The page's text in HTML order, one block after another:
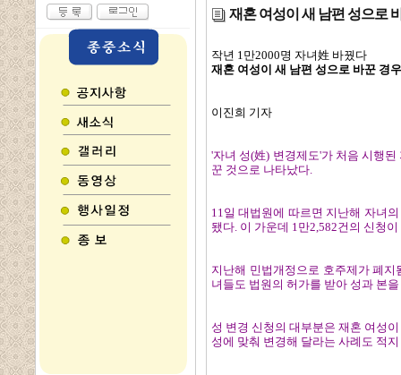
재혼 여성이 새 남편 성으로
작년 1만2000명 자녀姓 바꿨다
재혼 여성이 새 남편 성으로 바꾼 경
이진희 기자
'자녀 성(姓) 변경제도'가 처음 시행
꾼 것으로 나타났다.
11일 대법원에 따르면 지난해 자녀
됐다. 이 가운데 1만2,582건의 신청
지난해 민법개정으로 호주제가 폐
녀들도 법원의 허가를 받아 성과 본
성 변경 신청의 대부분은 재혼 여성
성에 맞춰 변경해 달라는 사례도 적